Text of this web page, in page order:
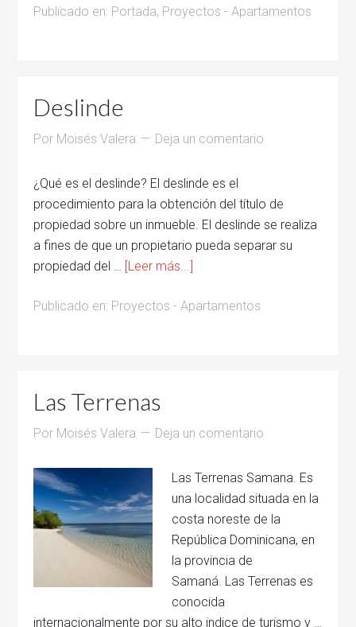
Publicado en: Portada, Proyectos - Apartamentos
Deslinde
Por Moisés Valera Deja un comentario
¿Qué es el deslinde? El deslinde es el
procedimiento para la obtención del título de
propiedad sobre un inmueble. El deslinde se realiza
a fines de que un propietario pueda separar su
propiedad del … [Leer más...]
Publicado en: Proyectos - Apartamentos
Las Terrenas
Por Moisés Valera Deja un comentario
Las Terrenas Samana. Es
una localidad situada en la
costa noreste de la
República Dominicana, en
la provincia de
Samaná. Las Terrenas es
conocida
internacionalmente por su alto indice de turismo y …